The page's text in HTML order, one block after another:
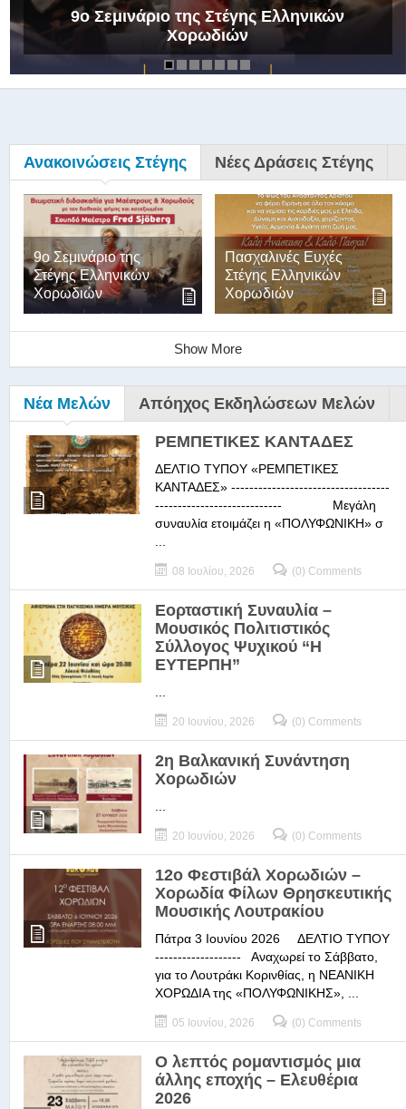
9ο Σεμινάριο της Στέγης Ελληνικών
Χορωδιών
Ανακοινώσεις Στέγης Νέες Δράσεις Στέγης
9ο Σεμινάριο της
Στέγης Ελληνικών
Χορωδιών
Πασχαλινές Ευχές
Στέγης Ελληνικών
Χορωδιών
Show More
Νέα Μελών Απόηχος Εκδηλώσεων Μελών
ΡΕΜΠΕΤΙΚΕΣ ΚΑΝΤΑΔΕΣ
ΔΕΛΤΙΟ ΤΥΠΟΥ «ΡΕΜΠΕΤΙΚΕΣ
ΚΑΝΤΑΔΕΣ» -----------------------------------
---------------------------- Μεγάλη
συναυλία ετοιμάζει η «ΠΟΛΥΦΩΝΙΚΗ» σ
08 Ιουλίου, 2026 (0) Comments
Εορταστική Συναυλία –
Μουσικός Πολιτιστικός
Σύλλογος Ψυχικού “Η
ΕΥΤΕΡΠΗ”
20 Ιουνίου, 2026 (0) Comments
2η Βαλκανική Συνάντηση
Χορωδιών
20 Ιουνίου, 2026 (0) Comments
12ο Φεστιβάλ Χορωδιών –
Χορωδία Φίλων Θρησκευτικής
Μουσικής Λουτρακίου
Πάτρα 3 Ιουνίου 2026 ΔΕΛΤΙΟ ΤΥΠΟΥ
------------------- Αναχωρεί το Σάββατο,
για το Λουτράκι Κορινθίας, η ΝΕΑΝΙΚΗ
ΧΟΡΩΔΙΑ της «ΠΟΛΥΦΩΝΙΚΗΣ», ...
05 Ιουνίου, 2026 (0) Comments
Ο λεπτός ρομαντισμός μια
άλλης εποχής – Ελευθέρια
2026